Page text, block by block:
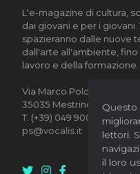
Questo
lettori.
il loro
L'e-magazine di cultura,
dai giovani e per i
spazieranno dalle nuove
dall'arte all'ambiente,
lavoro e della formazione.
Via Marco Polo, 10/12
35035 Mestrino (Padova)
T. (+39) 049 9002884
ps@vocalis.it